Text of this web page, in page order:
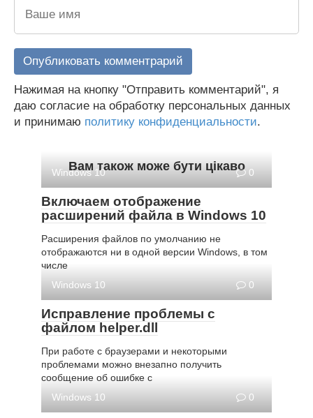
Нажимая на кнопку "Отправить комментарий", я
даю согласие на обработку персональных данных
и принимаю политику конфиденциальности.
Вам також може бути цікаво
Windows 10 0
Включаем отображение
расширений файла в Windows 10
Расширения файлов по умолчанию не
отображаются ни в одной версии Windows, в том
числе
Windows 10
0
Исправление проблемы с
файлом helper.dll
При работе с браузерами и некоторыми
проблемами можно внезапно получить
сообщение об ошибке с
Windows 10
0